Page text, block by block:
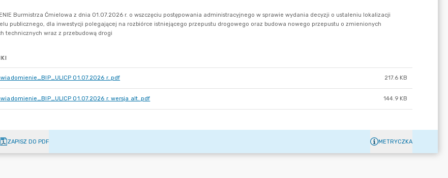
01.07.2026 r..pdf 217.6 KB
01.07.2026 r. wersja alt..pdf 144.9 KB
ZAPISZ DO PDF METRYCZKA